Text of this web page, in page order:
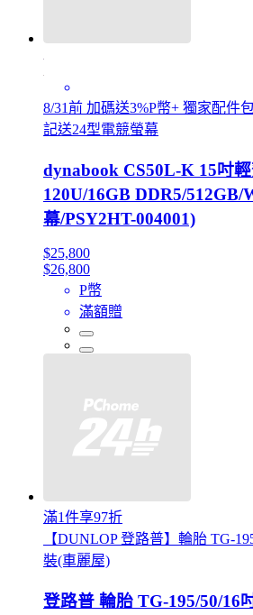
8/31前 加碼送3%P幣+ 獨家配件
記送24型電競螢幕
dynabook CS50L-K 15吋
120U/16GB DDR5/512GB/
幕/PSY2HT-004001)
$25,800
$26,800
P幣
滿額贈
滿1件享97折
【DUNLOP 登路普】輪胎 TG-
裝(車麗屋)
登路普 輪胎 TG-195/50/16